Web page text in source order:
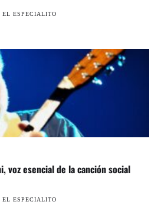
EL ESPECIALITO
voz esencial de la canción social
EL ESPECIALITO